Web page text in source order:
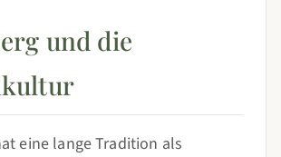
und die
eine lange Tradition als